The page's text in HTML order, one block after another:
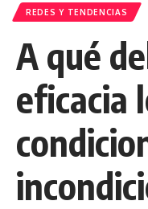
REDES Y TENDENCIAS
A qué
eficacia